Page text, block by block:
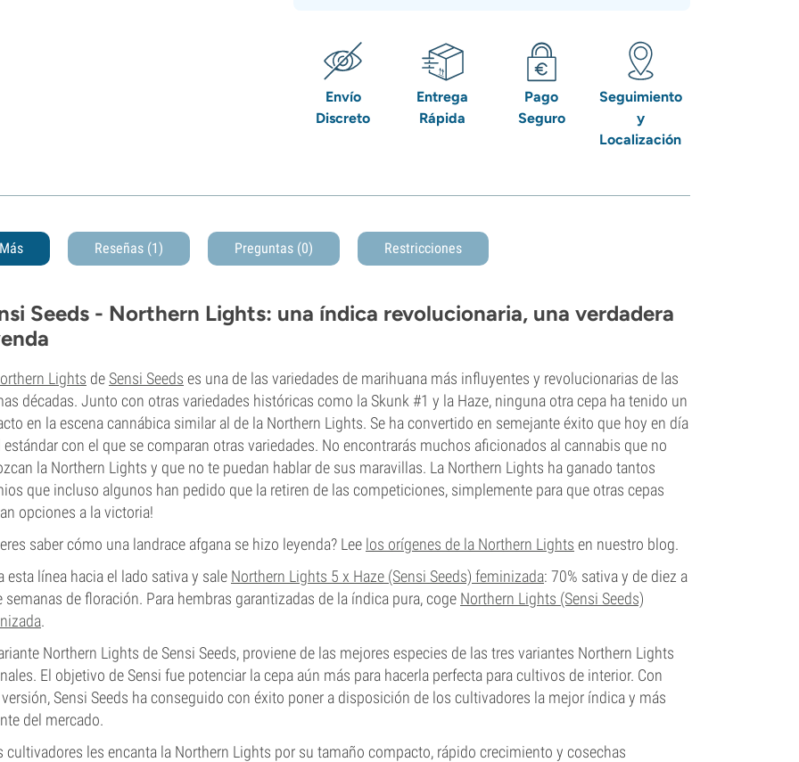
Envío
Discreto
Entrega
Rápida
Pago
Seguro
Seguimiento
y
Localización
Más Reseñas (1) Preguntas (0) Restricciones
Seeds - Northern Lights: una índica revolucionaria, una verdadera
Lights de Sensi Seeds es una de las variedades de marihuana más influyentes y revolucionarias de las
décadas. Junto con otras variedades históricas como la Skunk #1 y la Haze, ninguna otra cepa ha tenido un
en la escena cannábica similar al de la Northern Lights. Se ha convertido en semejante éxito que hoy en día
estándar con el que se comparan otras variedades. No encontrarás muchos aficionados al cannabis que no
la Northern Lights y que no te puedan hablar de sus maravillas. La Northern Lights ha ganado tantos
que incluso algunos han pedido que la retiren de las competiciones, simplemente para que otras cepas
opciones a la victoria!
saber cómo una landrace afgana se hizo leyenda? Lee los orígenes de la Northern Lights en nuestro blog.
esta línea hacia el lado sativa y sale Northern Lights 5 x Haze (Sensi Seeds) feminizada: 70% sativa y de diez a
semanas de floración. Para hembras garantizadas de la índica pura, coge Northern Lights (Sensi Seeds)
.
Northern Lights de Sensi Seeds, proviene de las mejores especies de las tres variantes Northern Lights
El objetivo de Sensi fue potenciar la cepa aún más para hacerla perfecta para cultivos de interior. Con
Sensi Seeds ha conseguido con éxito poner a disposición de los cultivadores la mejor índica y más
del mercado.
cultivadores les encanta la Northern Lights por su tamaño compacto, rápido crecimiento y cosechas